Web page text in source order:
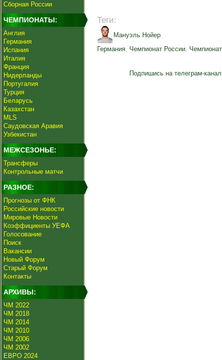
Сборная России
ЧЕМПИОНАТЫ:
Англия
Германия
Испания
Италия
Франция
Нидерланды
Португалия
Турция
Беларусь
Казахстан
MLS
Саудовская Аравия
Узбекистан
МЕЖСЕЗОНЬЕ:
Трансферы
Контрольные матчи
РАЗНОЕ:
Прогнозы от ФНК
Российские новости
Мировые Новости
Коэффициенты УЕФА
Голосование
Поиск
Вакансии
Новый Форум
Старый Форум
Контакты
АРХИВЫ:
ЧМ 2022
ЧМ 2018
ЧМ 2014
ЧМ 2010
ЧМ 2006
ЧМ 2002
ЕВРО 2024
Теги:
Мануэль Нойер
Германия, Чемпионат России,
Подпишись на телеграм-